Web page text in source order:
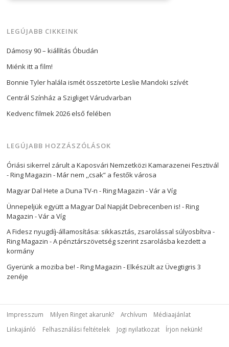
LEGÚJABB CIKKEINK
Dámosy 90 – kiállítás Óbudán
Miénk itt a film!
Bonnie Tyler halála ismét összetörte Leslie Mandoki szívét
Centrál Színház a Szigliget Várudvarban
Kedvenc filmek 2026 első felében
LEGÚJABB HOZZÁSZÓLÁSOK
Óriási sikerrel zárult a Kaposvári Nemzetközi Kamarazenei Fesztivál
- Ring Magazin -Már nem ,,csak” a festők városa
Magyar Dal Hete a Duna TV-n - Ring Magazin -Vár a Víg
Ünnepeljük együtt a Magyar Dal Napját Debrecenben is! - Ring
Magazin -Vár a Víg
A Fidesz nyugdíj-államosítása: sikkasztás, zsarolással súlyosbítva -
Ring Magazin -A pénztárszövetség szerint zsarolásba kezdett a
kormány
Gyerünk a moziba be! - Ring Magazin -Elkészült az Üvegtigris 3
zenéje
Impresszum Milyen Ringet akarunk? Archívum
Médiaajánlat
Linkajánló
Felhasználási feltételek Jogi nyilatkozat Írjon nekünk!